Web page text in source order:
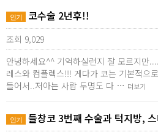
인기 코수술 2년후!!
조회 9,029
안녕하세요^^ 기억하실런지 잘 모르지만
레스와 컴플렉스!!! 게다가 코는 기본적으
들어서..저아는 사람 두명도 다 … 더보기
인기 들창코 3번째 수술과 턱지방,